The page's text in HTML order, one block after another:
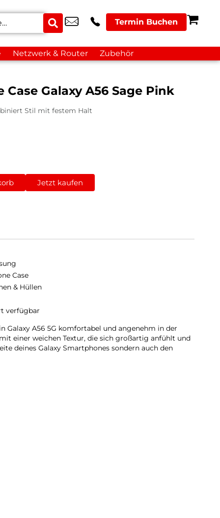
Termin Buchen
Netzwerk & Router Zubehör
Case Galaxy A56 Sage Pink
Stil mit festem Halt
Jetzt kaufen
Case
& Hüllen
verfügbar
Galaxy A56 5G komfortabel und angenehm in der
einer weichen Textur, die sich großartig anfühlt und
deines Galaxy Smartphones sondern auch den